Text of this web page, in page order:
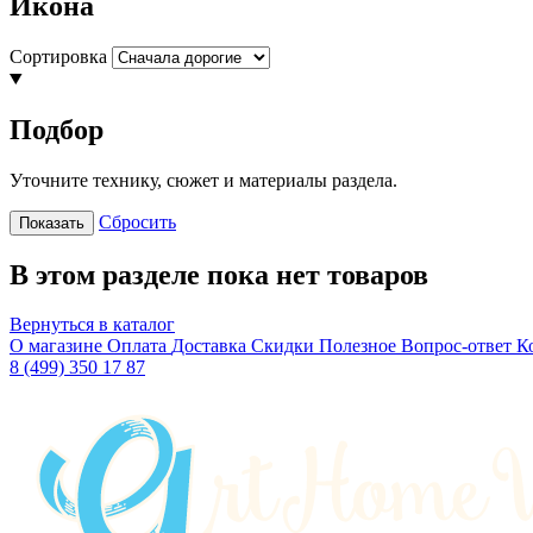
Сортировка
Подбор
Уточните технику, сюжет и материалы раздела.
Показать Сбросить
В этом разделе пока нет товаров
Вернуться в каталог
О магазине Оплата Доставка Скидки Полезное Вопрос-ответ
8 (499) 350 17 87